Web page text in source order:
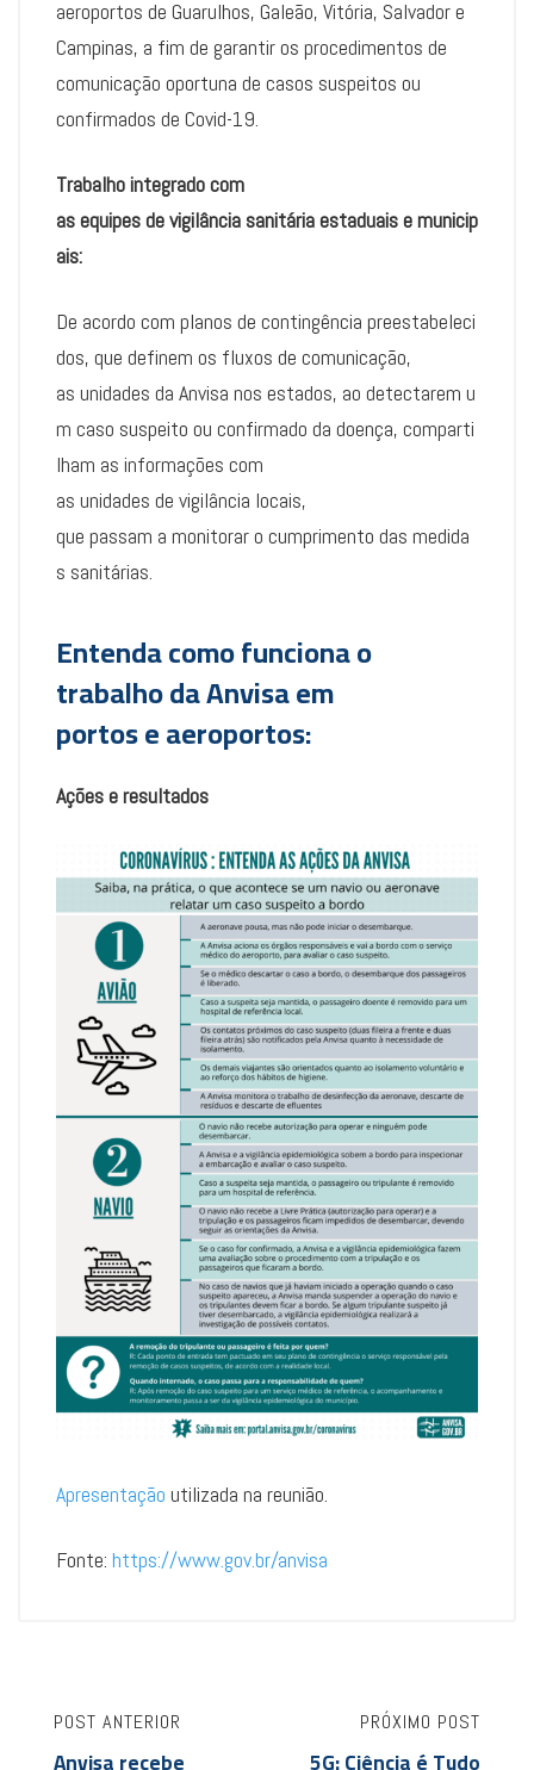
aeroportos de Guarulhos, Galeão, Vitória, Salvador e
Campinas, a fim de garantir os procedimentos de
comunicação oportuna de casos suspeitos ou
confirmados de Covid-19.
Trabalho integrado com
as equipes de vigilância sanitária estaduais e municip
ais:
De acordo com planos de contingência preestabeleci
dos, que definem os fluxos de comunicação,
as unidades da Anvisa nos estados, ao detectarem u
m caso suspeito ou confirmado da doença, comparti
lham as informações com
as unidades de vigilância locais,
que passam a monitorar o cumprimento das medida
s sanitárias.
Entenda como funciona o
trabalho da Anvisa em
portos e aeroportos:
Ações e resultados
Apresentação utilizada na reunião.
Fonte: https://www.gov.br/anvisa
POST ANTERIOR PRÓXIMO POST